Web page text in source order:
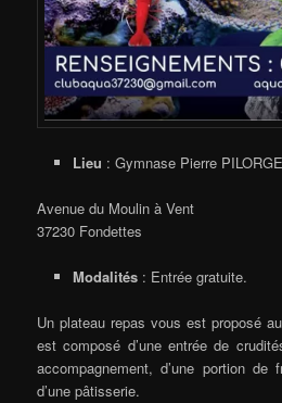
Lieu : Gymnase Pierre
Avenue du Moulin à Vent
37230 Fondettes
Modalités: Entrée gratuite.
Un plateau repas vous est proposé
est composé d’une entrée de
accompagnement, d’une portion
d’une pâtisserie.